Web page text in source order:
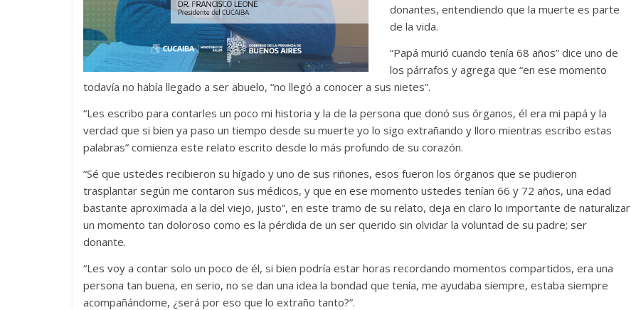
donantes, entendiendo que la muerte es parte
de la vida.
“Papá murió cuando tenía 68 años” dice uno de
los párrafos y agrega que “en ese momento
todavía no había llegado a ser abuelo, “no llegó a conocer a sus nietes”.
“Les escribo para contarles un poco mi historia y la de la persona que donó sus órganos, él era mi papá y la
verdad que si bien ya paso un tiempo desde su muerte yo lo sigo extrañando y lloro mientras escribo estas
palabras” comienza este relato escrito desde lo más profundo de su corazón.
“Sé que ustedes recibieron su hígado y uno de sus riñones, esos fueron los órganos que se pudieron
trasplantar según me contaron sus médicos, y que en ese momento ustedes tenían 66 y 72 años, una edad
bastante aproximada a la del viejo, justo”, en este tramo de su relato, deja en claro lo importante de naturalizar
un momento tan doloroso como es la pérdida de un ser querido sin olvidar la voluntad de su padre; ser
donante.
“Les voy a contar solo un poco de él, si bien podría estar horas recordando momentos compartidos, era una
persona tan buena, en serio, no se dan una idea la bondad que tenía, me ayudaba siempre, estaba siempre
acompañándome, ¿será por eso que lo extraño tanto?”.